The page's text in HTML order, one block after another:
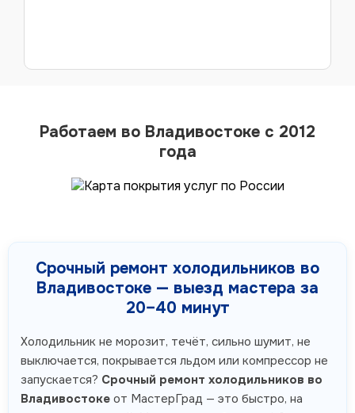
Работаем во Владивостоке с 2012
года
Срочный ремонт холодильников во
Владивостоке — выезд мастера за
20–40 минут
Холодильник не морозит, течёт, сильно шумит, не
выключается, покрывается льдом или компрессор не
запускается? Срочный ремонт холодильников во
Владивостоке от МастерГрад — это быстро, на